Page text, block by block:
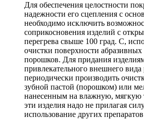
Для обеспечения целостности
надежности его сцепления с
необходимо исключить
соприкосновения изделий с
перегрева свыше 100 град. С,
очистки поверхности
порошков. Для придания
привлекательного внешнего вида
периодически производить
зубной пастой (порошком) или
нанесенным на влажную, мягкую
эти изделия надо не прилагая
использование других